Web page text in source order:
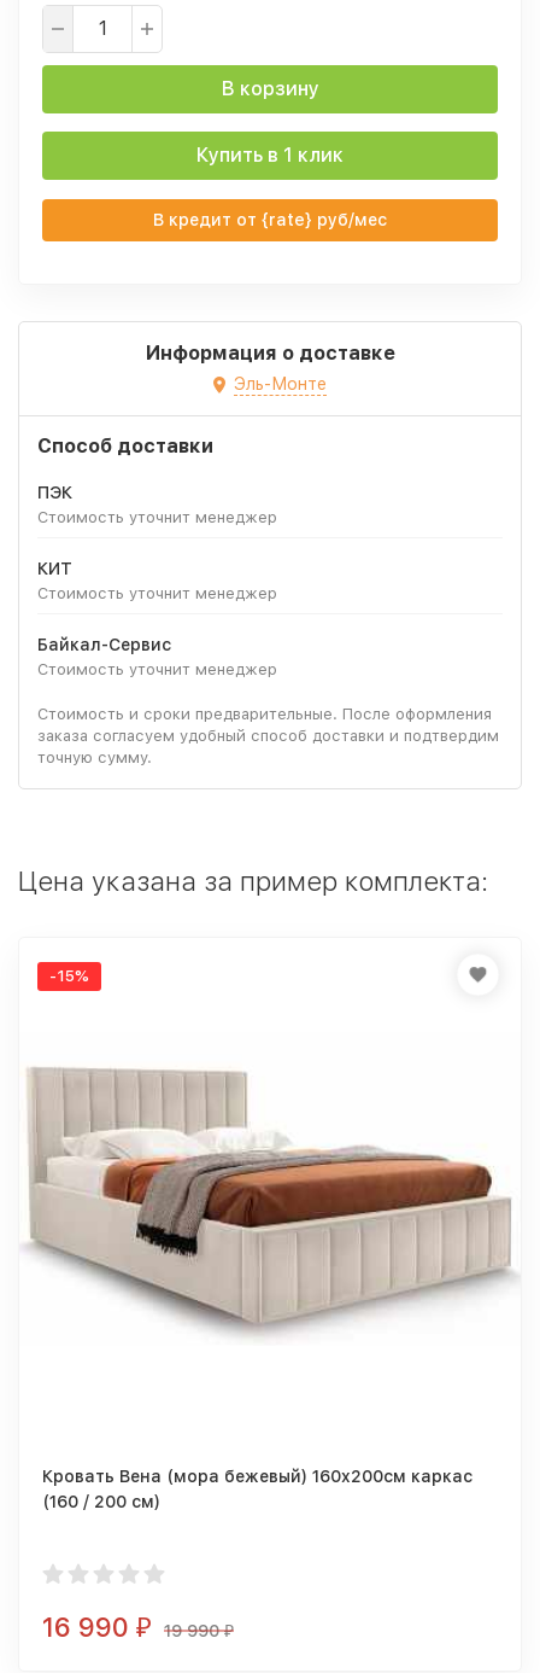
В корзину
Купить в 1 клик
В кредит от {rate} руб/мес
Информация о доставке
Эль-Монте
Способ доставки
ПЭК
Стоимость уточнит менеджер
КИТ
Стоимость уточнит менеджер
Байкал-Сервис
Стоимость уточнит менеджер
Стоимость и сроки предварительные. После оформления
заказа согласуем удобный способ доставки и подтвердим
точную сумму.
Цена указана за пример комплекта:
-15%
Кровать Вена (мора бежевый) 160x200см каркас
(160 / 200 см)
16 990 ₽ 19 990₽